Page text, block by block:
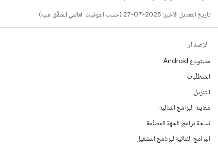
تاريخ التعديل الأخير: 2025-07-27 (حسب التوقيت العالمي المتفَّق عليه)
الإصدار
مستودع Android
المتطلّبات
التنزيل
معاينة البرامج الثنائية
نسخة برامج الجهة المصنِّعة
البرامج الثنائية لبرنامج التشغيل